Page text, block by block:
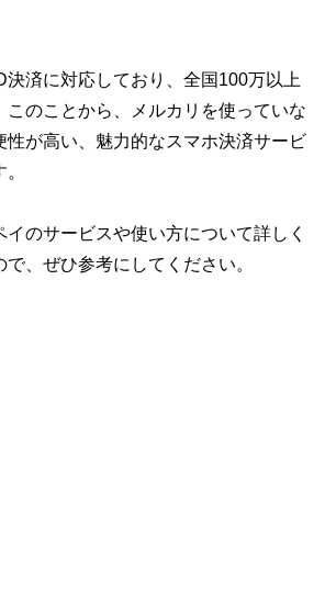
決済に対応しており、全国100万以上
このことから、メルカリを使っていな
性が高い、魅力的なスマホ決済サービ
イのサービスや使い方について詳しく
、ぜひ参考にしてください。